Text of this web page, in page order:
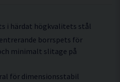
i härdat högkvalitets stål
borrspets för
minimalt slitage på
för dimensionsstabil